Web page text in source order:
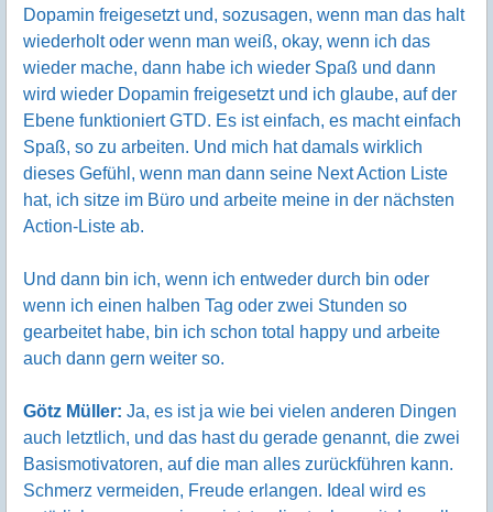
Dopamin freigesetzt und, sozusagen, wenn man das halt
wiederholt oder wenn man weiß, okay, wenn ich das
wieder mache, dann habe ich wieder Spaß und dann
wird wieder Dopamin freigesetzt und ich glaube, auf der
Ebene funktioniert GTD. Es ist einfach, es macht einfach
Spaß, so zu arbeiten. Und mich hat damals wirklich
dieses Gefühl, wenn man dann seine Next Action Liste
hat, ich sitze im Büro und arbeite meine in der nächsten
Action-Liste ab.
Und dann bin ich, wenn ich entweder durch bin oder
wenn ich einen halben Tag oder zwei Stunden so
gearbeitet habe, bin ich schon total happy und arbeite
auch dann gern weiter so.
Götz Müller: Ja, es ist ja wie bei vielen anderen Dingen
auch letztlich, und das hast du gerade genannt, die zwei
Basismotivatoren, auf die man alles zurückführen kann.
Schmerz vermeiden, Freude erlangen. Ideal wird es